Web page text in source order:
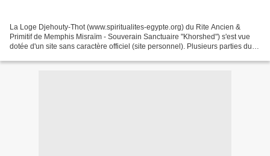
La Loge Djehouty-Thot (www.spiritualites-egypte.org) du Rite Ancien &
Primitif de Memphis Misraïm - Souverain Sanctuaire "Khorshed") s'est vue
dotée d'un site sans caractère officiel (site personnel). Plusieurs parties du